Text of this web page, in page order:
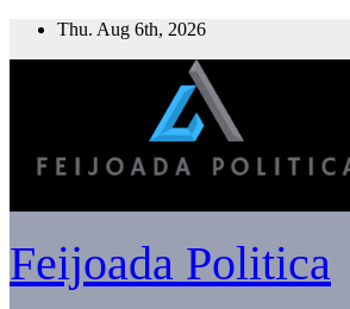
Skip
Thu. Aug 6th, 2026
Feijoada Politica